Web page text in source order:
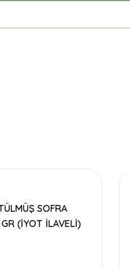
SOFRA
(İYOT İLAVELİ)